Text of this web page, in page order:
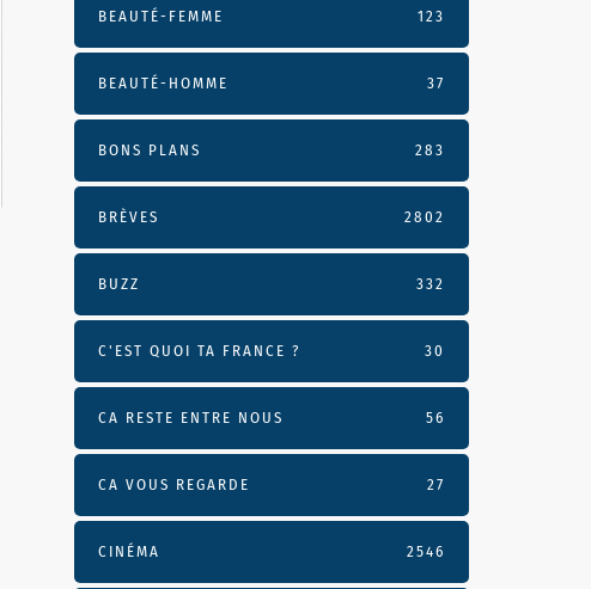
BEAUTÉ-FEMME 123
BEAUTÉ-HOMME 37
BONS PLANS 283
BRÈVES 2802
BUZZ 332
C'EST QUOI TA FRANCE ? 30
CA RESTE ENTRE NOUS 56
CA VOUS REGARDE 27
CINÉMA 2546